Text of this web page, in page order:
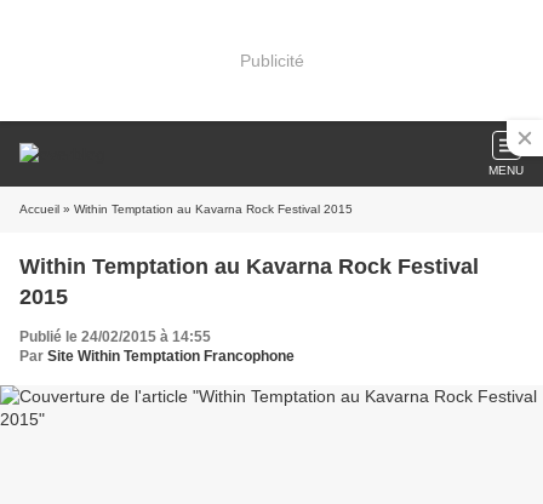
Publicité
MENU
Accueil » Within Temptation au Kavarna Rock Festival 2015
Within Temptation au Kavarna Rock Festival
2015
Publié le 24/02/2015 à 14:55
Par Site Within Temptation Francophone